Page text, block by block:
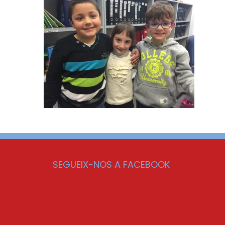
SEGUEIX-NOS A FACEBOOK